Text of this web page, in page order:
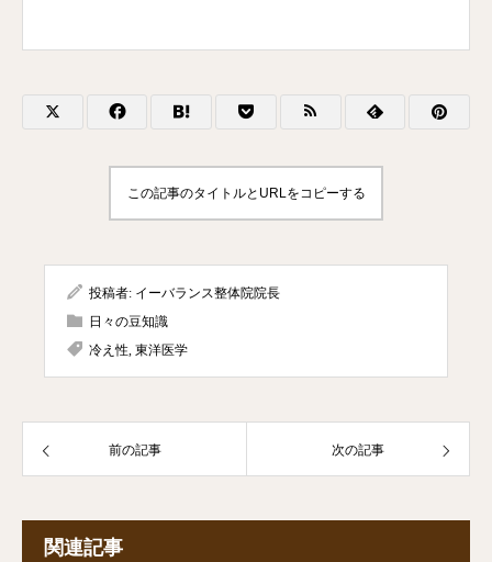
この記事のタイトルとURLをコピーする
投稿者: イーバランス整体院院長
日々の豆知識
冷え性, 東洋医学
前の記事 次の記事
関連記事